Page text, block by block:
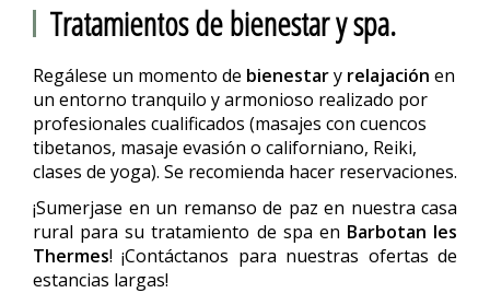
Tratamientos de bienestar y spa.
Regálese un momento de bienestary relajación en
un entorno tranquilo y armonioso realizado por
profesionales cualificados (masajes con cuencos
tibetanos, masaje evasión o californiano, Reiki,
clases de yoga). Se recomienda hacer reservaciones.
¡Sumerjase en un remanso de paz en nuestra casa
rural para su tratamiento de spa en Barbotan les
Thermes! ¡Contáctanos para nuestras ofertas de
estancias largas!